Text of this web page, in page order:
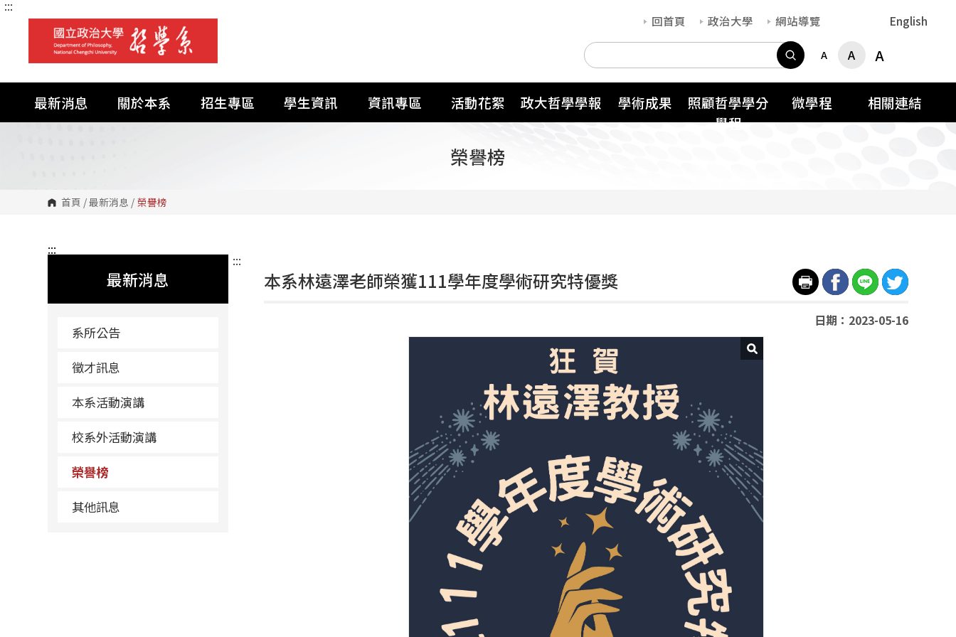
跳
塊
:::
回首頁 政治大學 網站導覽 English
搜尋A A A
最新消息 關於本系 招生專區 學生資訊 資訊專區 活動花絮 政大哲學學報 學術成果
照顧哲學學分
學程
微學程 相關連結
榮譽榜
首頁 /最新消息 / 榮譽榜
:::
最新消息
系所公告
徵才訊息
本系活動演講
校系外活動演講
榮譽榜
其他訊息
:::
本系林遠澤老師榮獲111學年度學術研究特優獎
日期：2023-05-16